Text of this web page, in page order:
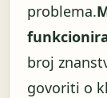
problema.
broj
govoriti o